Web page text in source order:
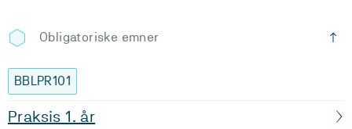
Obligatoriske emner
BBLPR101
Praksis 1. år